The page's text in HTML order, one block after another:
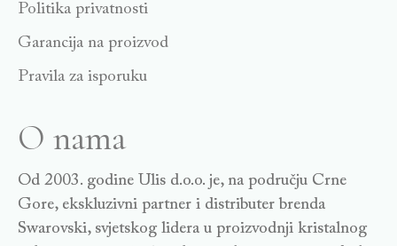
Politika privatnosti
Garancija na proizvod
Pravila za isporuku
O nama
Od 2003. godine Ulis d.o.o. je, na području Crne
Gore, ekskluzivni partner i distributer brenda
Swarovski, svjetskog lidera u proizvodnji kristalnog